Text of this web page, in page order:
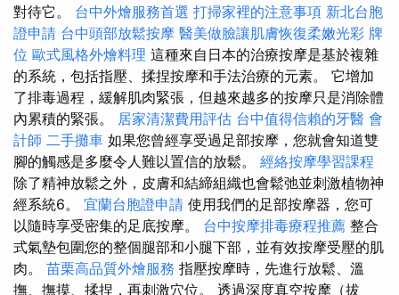
對待它。 台中外燴服務首選 打掃家裡的注意事項 新北台胞
證申請 台中頭部放鬆按摩 醫美做臉讓肌膚恢復柔嫩光彩 牌
位 歐式風格外燴料理 這種來自日本的治療按摩是基於複雜
的系統，包括指壓、揉捏按摩和手法治療的元素。 它增加
了排毒過程，緩解肌肉緊張，但越來越多的按摩只是消除體
內累積的緊張。 居家清潔費用評估 台中值得信賴的牙醫 會
計師 二手攤車 如果您曾經享受過足部按摩，您就會知道雙
腳的觸感是多麼令人難以置信的放鬆。 經絡按摩學習課程
除了精神放鬆之外，皮膚和結締組織也會鬆弛並刺激植物神
經系統6。 宜蘭台胞證申請 使用我們的足部按摩器，您可
以隨時享受密集的足底按摩。 台中按摩排毒療程推薦 整合
式氣墊包圍您的整個腿部和小腿下部，並有效按摩受壓的肌
肉。 苗栗高品質外燴服務 指壓按摩時，先進行放鬆、溫
撫、撫摸、揉捏，再刺激穴位。 透過深度真空按摩（拔